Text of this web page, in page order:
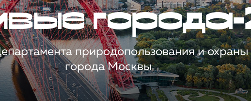
природопользования и
города Москвы